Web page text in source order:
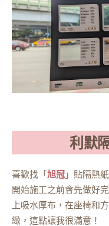
利默
喜歡找「旭冠 」貼隔熱
開始施工之前會先做好
上吸水厚布，在座椅和
緻，這點讓我很滿意！